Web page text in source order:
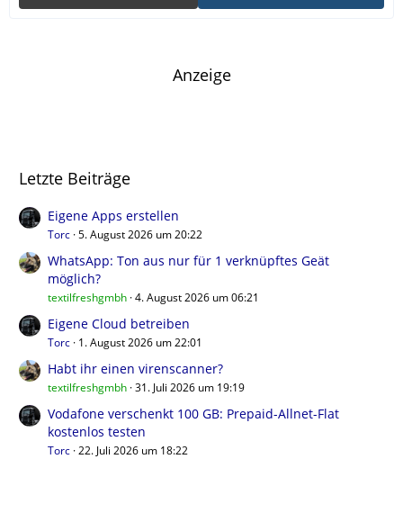
Anzeige
Letzte Beiträge
Eigene Apps erstellen
Torc 5. August 2026 um 20:22
WhatsApp: Ton aus nur für 1 verknüpftes Geät
möglich?
textilfreshgmbh 4. August 2026 um 06:21
Eigene Cloud betreiben
Torc 1. August 2026 um 22:01
Habt ihr einen virenscanner?
textilfreshgmbh 31. Juli 2026 um 19:19
Vodafone verschenkt 100 GB: Prepaid-Allnet-Flat
kostenlos testen
Torc 22. Juli 2026 um 18:22